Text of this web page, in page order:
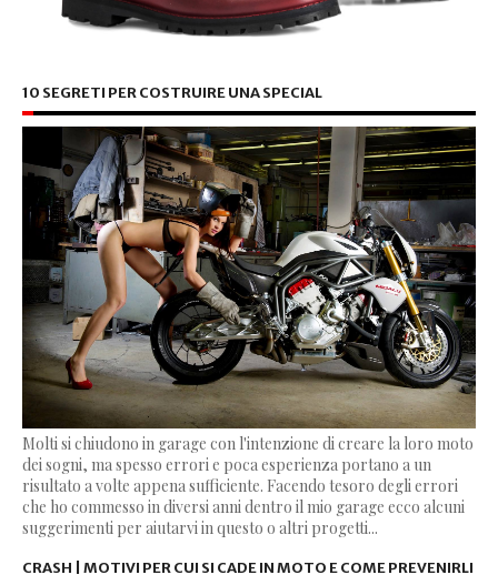
10 SEGRETI PER COSTRUIRE UNA SPECIAL
Molti si chiudono in garage con l'intenzione di creare la loro moto
dei sogni, ma spesso errori e poca esperienza portano a un
risultato a volte appena sufficiente. Facendo tesoro degli errori
che ho commesso in diversi anni dentro il mio garage ecco alcuni
suggerimenti per aiutarvi in questo o altri progetti...
CRASH | MOTIVI PER CUI SI CADE IN MOTO E COME PREVENIRLI